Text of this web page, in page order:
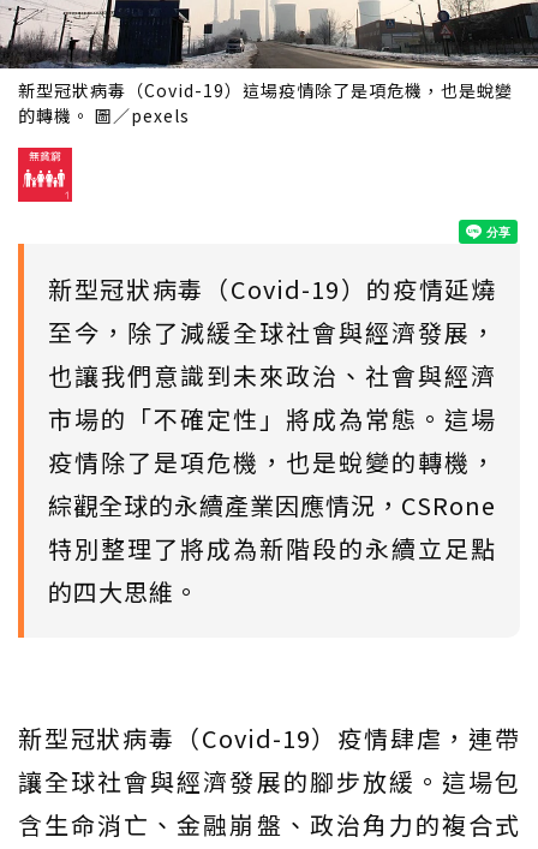
新型冠狀病毒（Covid-19）這場疫情除了是項危機，也是蛻變
的轉機。 圖／pexels
新型冠狀病毒（Covid-19）的疫情延燒
至今，除了減緩全球社會與經濟發展，
也讓我們意識到未來政治、社會與經濟
市場的「不確定性」將成為常態。這場
疫情除了是項危機，也是蛻變的轉機，
綜觀全球的永續產業因應情況，CSRone
特別整理了將成為新階段的永續立足點
的四大思維。
新型冠狀病毒（Covid-19）疫情肆虐，連帶
讓全球社會與經濟發展的腳步放緩。這場包
含生命消亡、金融崩盤、政治角力的複合式